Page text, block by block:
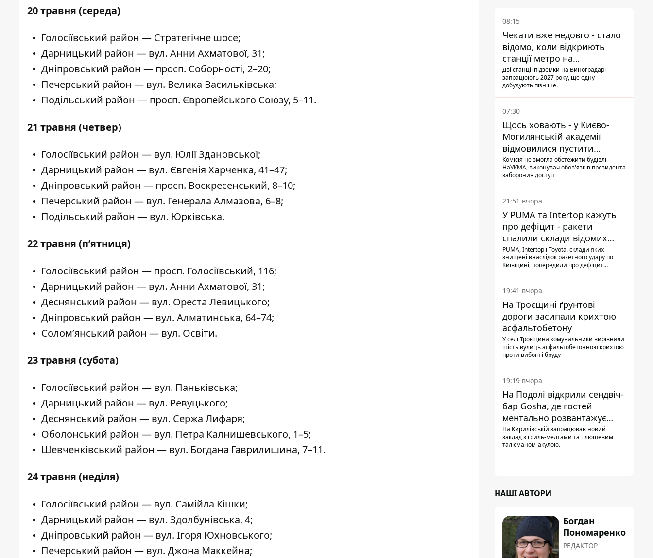
20 травня (середа)
Голосіївський район — Стратегічне шосе;
Дарницький район — вул. Анни Ахматової, 31;
Дніпровський район — просп. Соборності, 2–20;
Печерський район — вул. Велика Васильківська;
Подільський район — просп. Європейського Союзу, 5–11.
21 травня (четвер)
Голосіївський район — вул. Юлії Здановської;
Дарницький район — вул. Євгенія Харченка, 41–47;
Дніпровський район — просп. Воскресенський, 8–10;
Печерський район — вул. Генерала Алмазова, 6–8;
Подільський район — вул. Юрківська.
22 травня (п’ятниця)
Голосіївський район — просп. Голосіївський, 116;
Дарницький район — вул. Анни Ахматової, 31;
Деснянський район — вул. Ореста Левицького;
Дніпровський район — вул. Алматинська, 64–74;
Солом’янський район — вул. Освіти.
23 травня (субота)
Голосіївський район — вул. Паньківська;
Дарницький район — вул. Ревуцького;
Деснянський район — вул. Сержа Лифаря;
Оболонський район — вул. Петра Калнишевського, 1–5;
Шевченківський район — вул. Богдана Гаврилишина, 7–11.
24 травня (неділя)
Голосіївський район — вул. Самійла Кішки;
Дарницький район — вул. Здолбунівська, 4;
Дніпровський район — вул. Ігоря Юхновського;
Печерський район — вул. Джона Маккейна;
08:15
Чекати вже недовго - стало
відомо, коли відкриють
станції метро на
Виноградарі
Дві станції підземки на Виноградарі
запрацюють 2027 року, ще одну
добудують пізніше.
07:30
Щось ховають - у Києво-
Могилянській академії
відмовилися пустити
комісію з охорони пам'яток
на територію
Комісія не змогла обстежити будівлі
НаУКМА, виконувач обов'язків президента
заборонив доступ
21:51 вчора
У PUMA та Intertop кажуть
про дефіцит - ракети
спалили склади відомих
брендів
PUMA, Intertop і Toyota, склади яких
знищені внаслідок ракетного удару по
Київщині, попередили про дефіцит
19:41 вчора
На Троєщині ґрунтові
дороги засипали крихтою
асфальтобетону
У селі Троєщина комунальники вирівняли
шість вулиць асфальтобетонною крихтою
проти вибоїн і бруду
19:19 вчора
На Подолі відкрили сендвіч-
бар Gosha, де гостей
ментально розвантажує
акула
На Кирилівській запрацював новий
заклад з гриль-мелтами та плюшевим
талісманом-акулою.
НАШІ АВТОРИ
Богдан
Пономаренко
РЕДАКТОР